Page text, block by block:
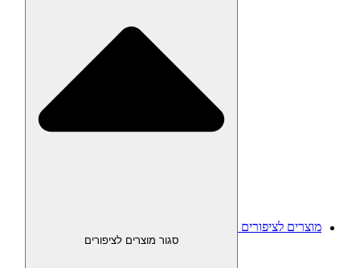
מוצרים לציפורים
סגור מוצרים לציפורים